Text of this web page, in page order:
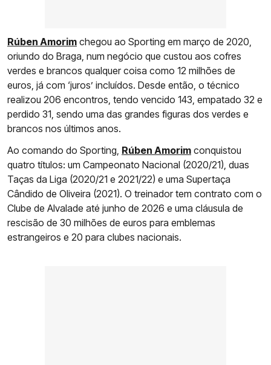
Rúben Amorim chegou ao Sporting em março de 2020,
oriundo do Braga, num negócio que custou aos cofres
verdes e brancos qualquer coisa como 12 milhões de
euros, já com ‘juros’ incluídos. Desde então, o técnico
realizou 206 encontros, tendo vencido 143, empatado 32 e
perdido 31, sendo uma das grandes figuras dos verdes e
brancos nos últimos anos.
Ao comando do Sporting, Rúben Amorim conquistou
quatro títulos: um Campeonato Nacional (2020/21), duas
Taças da Liga (2020/21 e 2021/22) e uma Supertaça
Cândido de Oliveira (2021). O treinador tem contrato com o
Clube de Alvalade até junho de 2026 e uma cláusula de
rescisão de 30 milhões de euros para emblemas
estrangeiros e 20 para clubes nacionais.